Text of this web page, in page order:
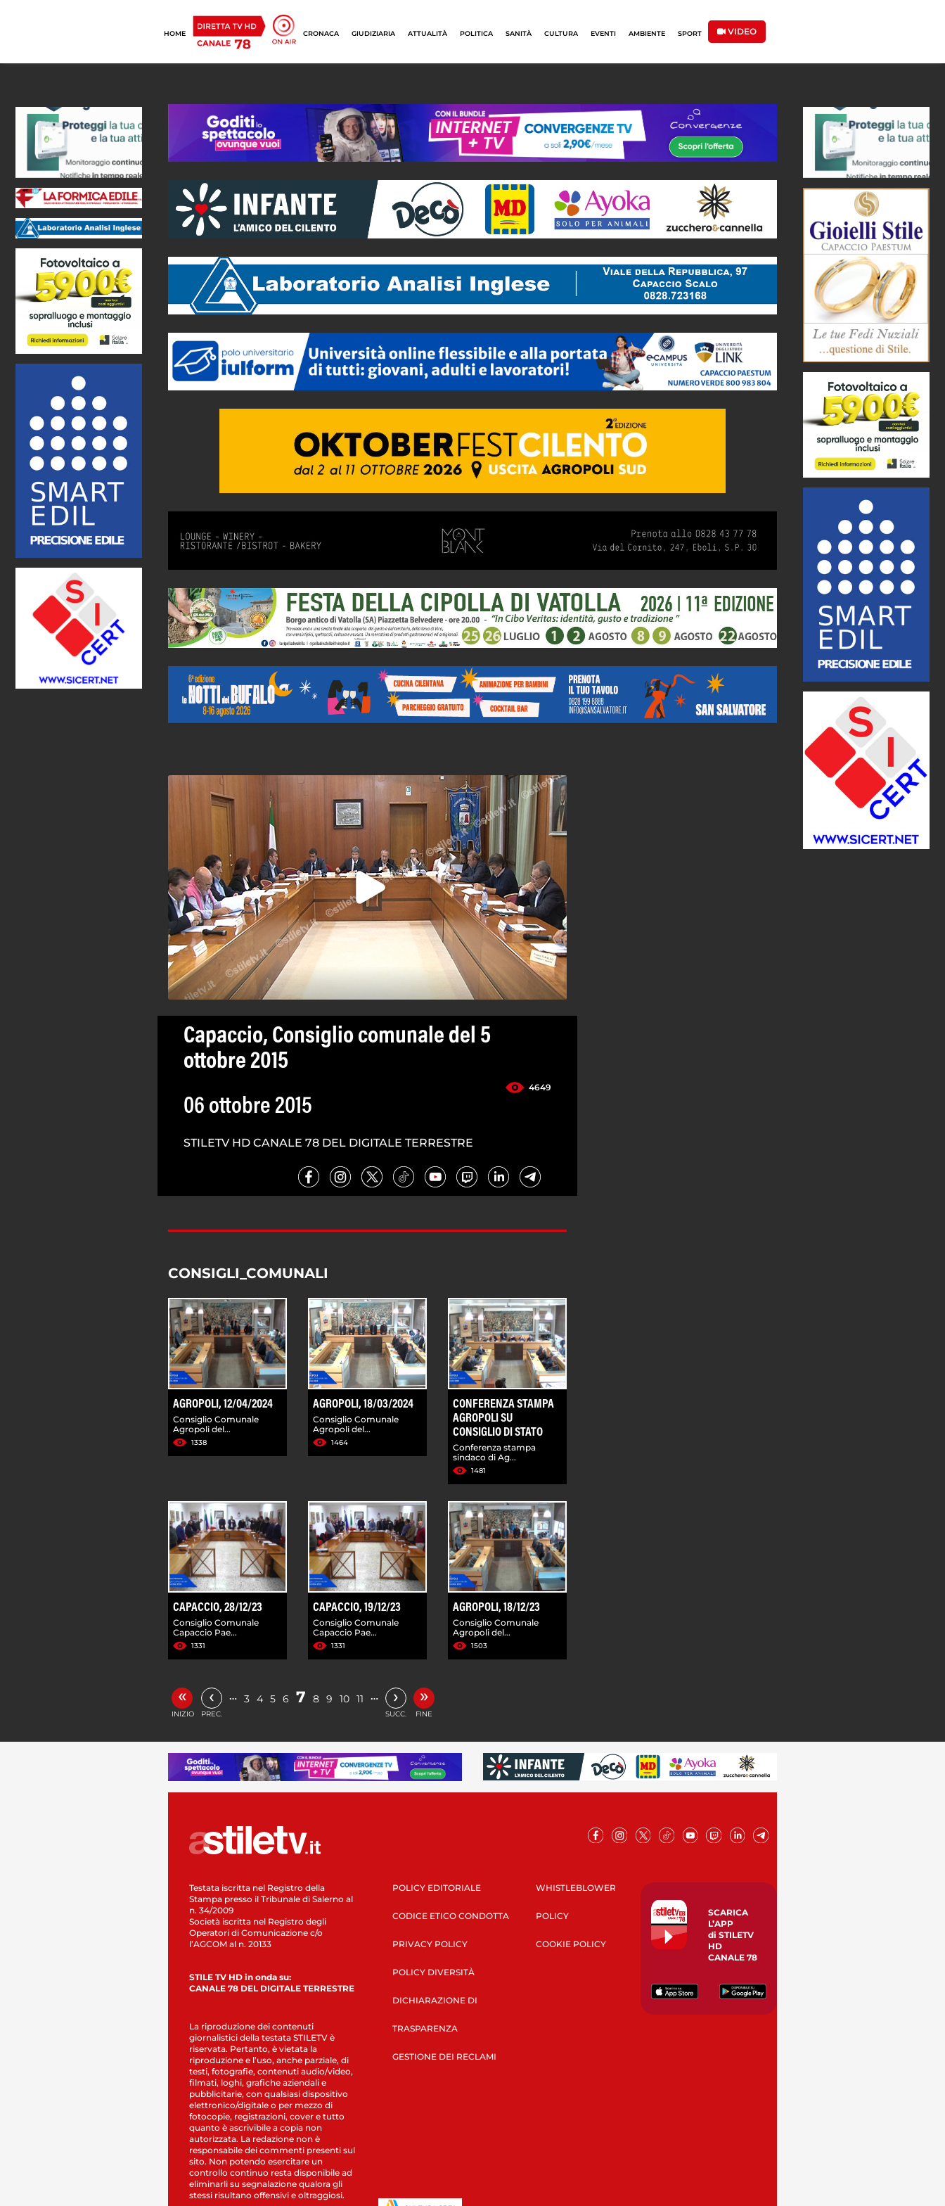
HOME CRONACA GIUDIZIARIA ATTUALITÀ POLITICA SANITÀ CULTURA EVENTI AMBIENTE SPORT VIDEO
Capaccio, Consiglio comunale del 5
ottobre 2015
4649
06 ottobre 2015
STILETV HD CANALE 78 DEL DIGITALE TERRESTRE
CONSIGLI_COMUNALI
AGROPOLI, 12/04/2024
Consiglio Comunale
Agropoli del...
1338
AGROPOLI, 18/03/2024
Consiglio Comunale
Agropoli del...
1464
CONFERENZA STAMPA
AGROPOLI SU
CONSIGLIO DI STATO
Conferenza stampa
sindaco di Ag...
1481
CAPACCIO, 28/12/23
Consiglio Comunale
Capaccio Pae...
1331
CAPACCIO, 19/12/23
Consiglio Comunale
Capaccio Pae...
1331
AGROPOLI, 18/12/23
Consiglio Comunale
Agropoli del...
1503
«
INIZIO
‹
PREC.
… 3 4 5 6 7 8 9 10 11 … ›
SUCC.
»
FINE
Testata iscritta nel Registro della
Stampa presso il Tribunale di Salerno al
n. 34/2009
Società iscritta nel Registro degli
Operatori di Comunicazione c/o
l’AGCOM al n. 20133
STILE TV HD in onda su:
CANALE 78 DEL DIGITALE TERRESTRE
La riproduzione dei contenuti
giornalistici della testata STILETV è
riservata. Pertanto, è vietata la
riproduzione e l’uso, anche parziale, di
testi, fotografie, contenuti audio/video,
filmati, loghi, grafiche aziendali e
pubblicitarie, con qualsiasi dispositivo
elettronico/digitale o per mezzo di
fotocopie, registrazioni, cover e tutto
quanto è ascrivibile a copia non
autorizzata. La redazione non è
responsabile dei commenti presenti sul
sito. Non potendo esercitare un
controllo continuo resta disponibile ad
eliminarli su segnalazione qualora gli
stessi risultano offensivi e oltraggiosi.
POLICY EDITORIALE
CODICE ETICO CONDOTTA
PRIVACY POLICY
POLICY DIVERSITÀ
DICHIARAZIONE DI
TRASPARENZA
GESTIONE DEI RECLAMI
WHISTLEBLOWER
POLICY
COOKIE POLICY
SCARICA
L’APP
di STILETV
HD
CANALE 78